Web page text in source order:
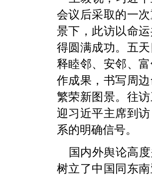
会议后采取的一
景下，此访以命
得圆满成功。五
释睦邻、安邻、
作成果，书写周
繁荣新图景。往
迎习近平主席到
系的明确信号。
国内外舆论高
树立了中国同东